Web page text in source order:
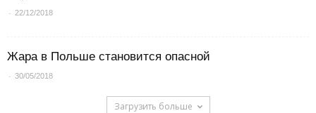
- 22/12/2018
Жара в Польше становится опасной
- 30/05/2018
Загрузить больше